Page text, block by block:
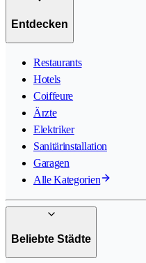
Entdecken
Restaurants
Hotels
Coiffeure
Ärzte
Elektriker
Sanitärinstallation
Garagen
Alle Kategorien
Beliebte Städte